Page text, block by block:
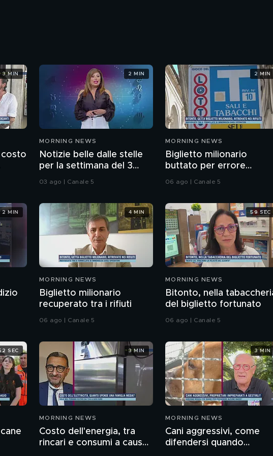
costo
3 MIN
MORNING NEWS
Notizie belle dalle stelle
per la settimana del 3
agosto
03 ago | Canale 5
2 MIN
MORNING NEWS
Biglietto milionario
buttato per errore
nell'immondizia
06 ago | Canale 5
2 MIN
2 MIN
MORNING NEWS
Biglietto milionario
recuperato tra i rifiuti
06 ago | Canale 5
4 MIN
MORNING NEWS
Bitonto, nella
del biglietto fortunato
06 ago | Canale 5
59 SEC
SEC
MORNING NEWS
Costo dell'energia, tra
rincari e consumi a causa
3 MIN
MORNING NEWS
Cani aggressivi, come
difendersi quando
3 MIN